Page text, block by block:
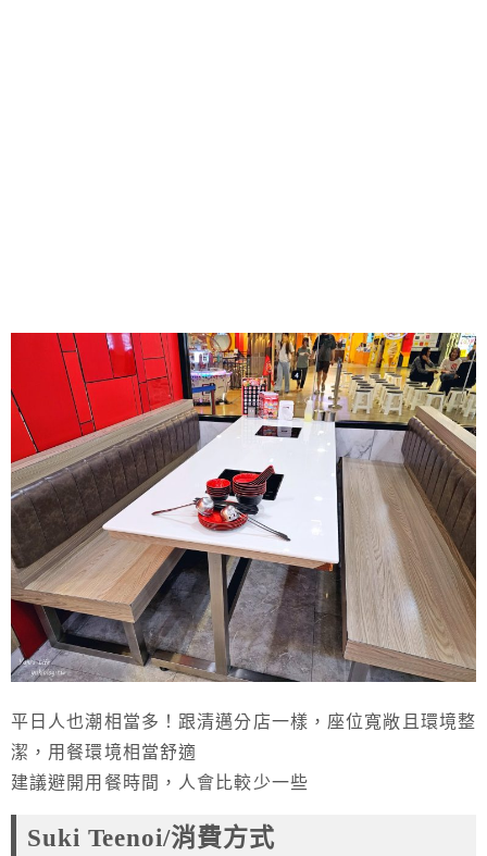
平日人也潮相當多！跟清邁分店一樣，座位寬敞且環境整
潔，用餐環境相當舒適
建議避開用餐時間，人會比較少一些
Suki Teenoi/消費方式